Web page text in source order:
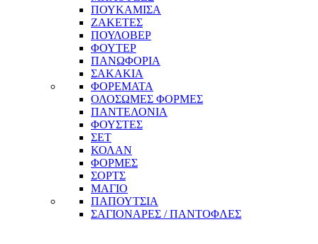
ΠΟΥΚΑΜΙΣΑ
ΖΑΚΕΤΕΣ
ΠΟΥΛΟΒΕΡ
ΦΟΥΤΕΡ
ΠΑΝΩΦΟΡΙΑ
ΣΑΚΑΚΙΑ
ΦΟΡΕΜΑΤΑ
ΟΛΟΣΩΜΕΣ ΦΟΡΜΕΣ
ΠΑΝΤΕΛΟΝΙΑ
ΦΟΥΣΤΕΣ
ΣΕΤ
ΚΟΛΑΝ
ΦΟΡΜΕΣ
ΣΟΡΤΣ
ΜΑΓΙΟ
ΠΑΠΟΥΤΣΙΑ
ΣΑΓΙΟΝΑΡΕΣ / ΠΑΝΤΟΦΛΕΣ